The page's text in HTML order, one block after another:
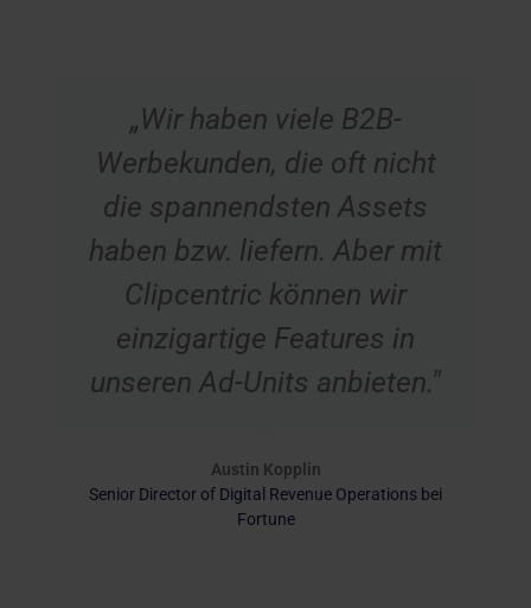
„Wir haben viele B2B-
Werbekunden, die oft nicht
die spannendsten Assets
haben bzw. liefern. Aber mit
Clipcentric können wir
einzigartige Features in
unseren Ad-Units anbieten."
Austin Kopplin
Senior Director of Digital Revenue Operations bei
Fortune